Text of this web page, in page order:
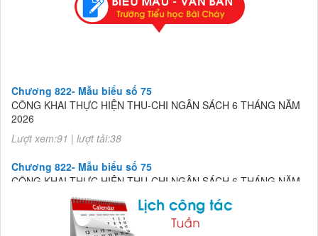
Chương 822- Mẫu biểu số 75
CÔNG KHAI THỰC HIỆN THU-CHI NGÂN SÁCH 6 THÁNG NĂM
2026
Lượt xem:91 | lượt tải:38
Chương 822- Mẫu biểu số 75
CÔNG KHAI THỰC HIỆN THU-CHI NGÂN SÁCH 6 THÁNG NĂM
Lượt xem:91 | lượt tải:38